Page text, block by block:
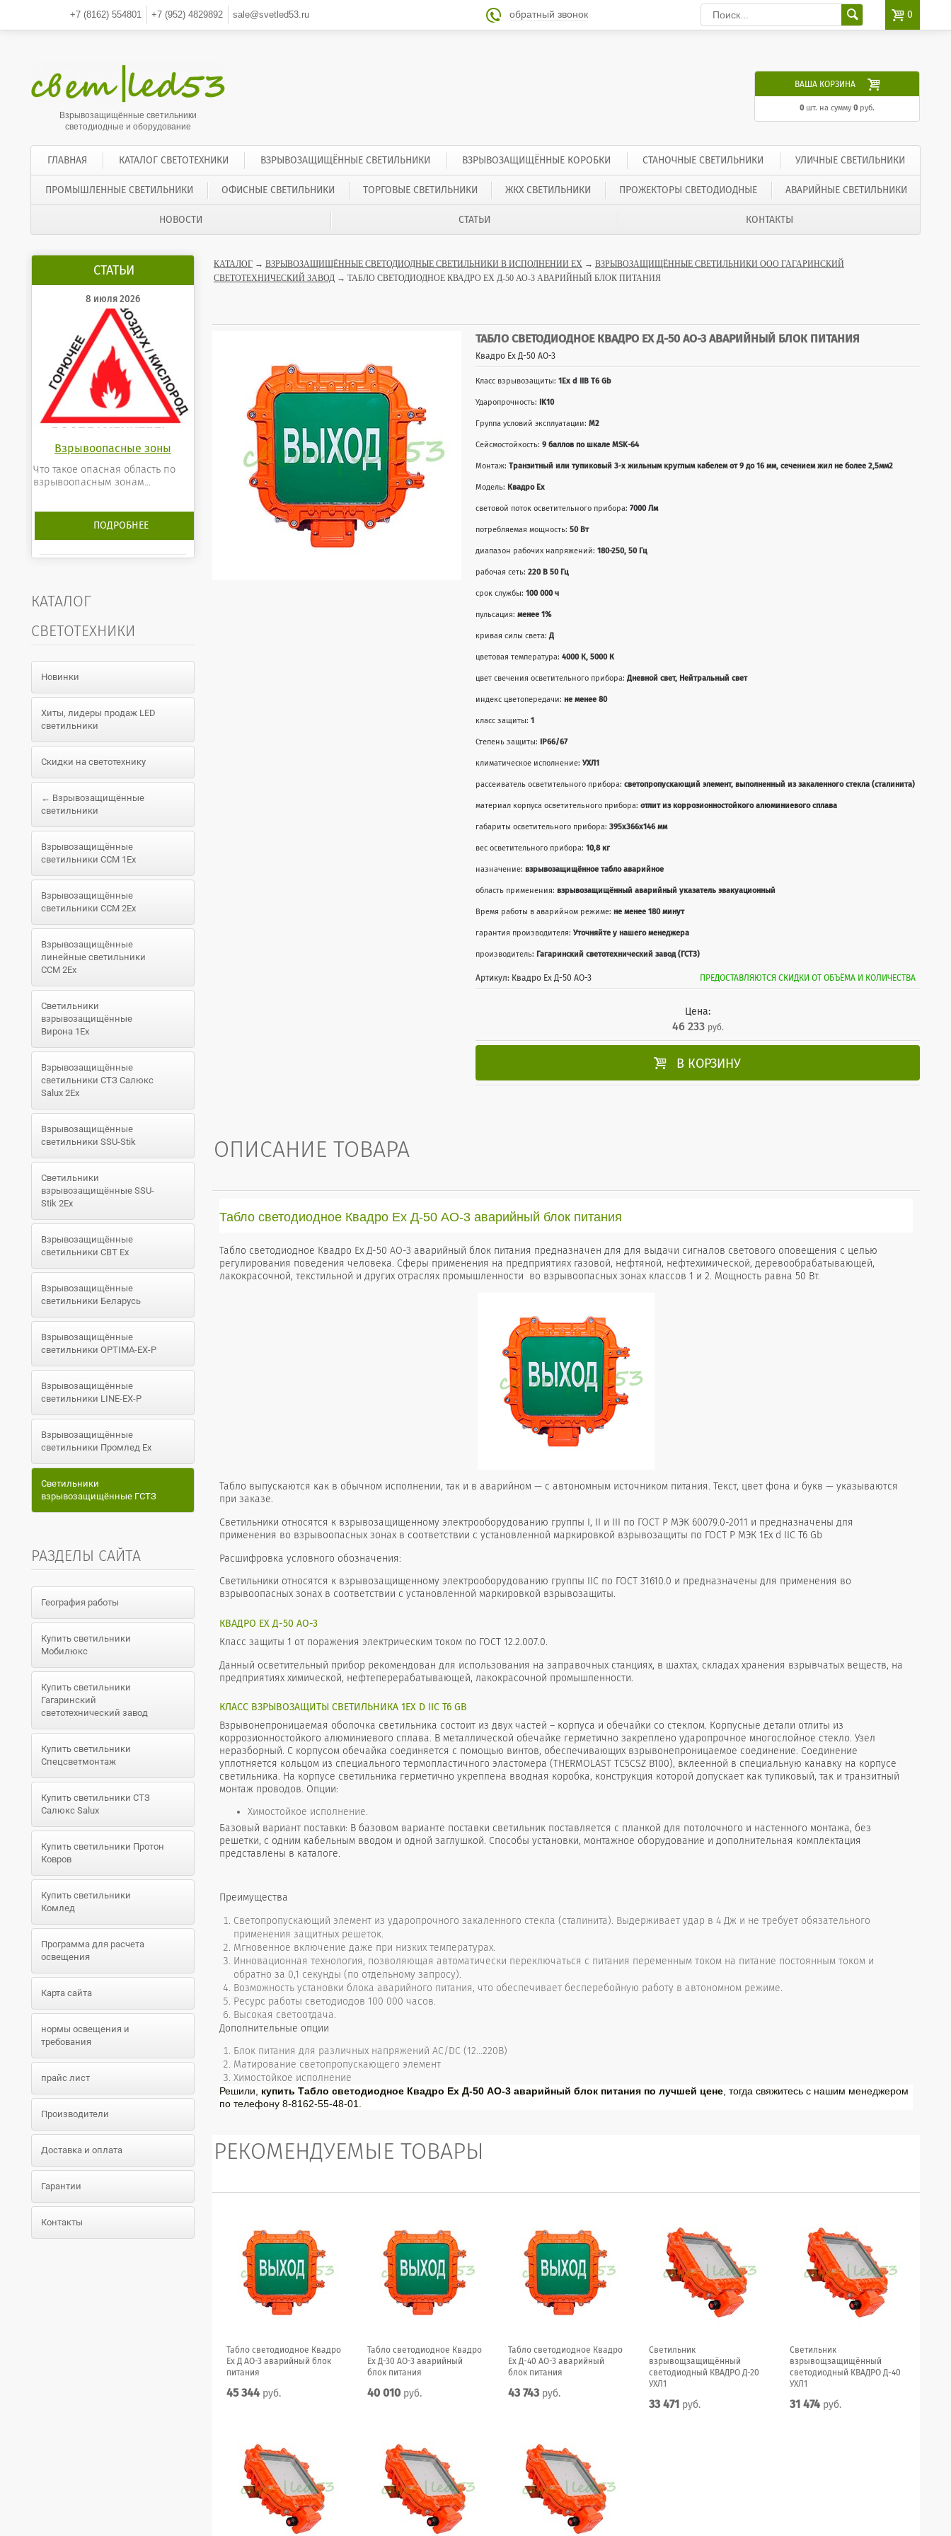
+7 (8162) 554801 +7 (952)4829892 sale@svetled53.ru  0
 обратный звонок
Взрывозащищённые светильники
светодиодные и оборудование
ВАША КОРЗИНА 
0шт. на сумму 0руб.
ГЛАВНАЯ КАТАЛОГ СВЕТОТЕХНИКИ ВЗРЫВОЗАЩИЩЁННЫЕ СВЕТИЛЬНИКИ ВЗРЫВОЗАЩИЩЁННЫЕ КОРОБКИ СТАНОЧНЫЕ СВЕТИЛЬНИКИ УЛИЧНЫЕ СВЕТИЛЬНИКИ
ПРОМЫШЛЕННЫЕ СВЕТИЛЬНИКИ ОФИСНЫЕ СВЕТИЛЬНИКИ ТОРГОВЫЕ СВЕТИЛЬНИКИ ЖКХ СВЕТИЛЬНИКИ ПРОЖЕКТОРЫ СВЕТОДИОДНЫЕ АВАРИЙНЫЕ СВЕТИЛЬНИКИ
НОВОСТИ СТАТЬИ КОНТАКТЫ
СТАТЬИ
8 июля 2026
Взрывоопасные зоны
Что такое опасная область по
взрывоопасным зонам...
ПОДРОБНЕЕ
КАТАЛОГ
СВЕТОТЕХНИКИ
Новинки
Хиты, лидеры продаж LED
светильники
Скидки на светотехнику
← Взрывозащищённые
светильники
Взрывозащищённые
светильники ССМ 1Ex
Взрывозащищённые
светильники ССМ 2Ex
Взрывозащищённые
линейные светильники
ССМ 2Ex
Светильники
взрывозащищённые
Вирона 1Ex
Взрывозащищённые
светильники СТЗ Салюкс
Salux 2Ex
Взрывозащищённые
светильники SSU-Stik
Светильники
взрывозащищённые SSU-
Stik 2Ex
Взрывозащищённые
светильники СВТ Ex
Взрывозащищённые
светильники Беларусь
Взрывозащищённые
светильники OPTIMA-EX-P
Взрывозащищённые
светильники LINE-EX-P
Взрывозащищённые
светильники Промлед Ex
Светильники
взрывозащищённые ГСТЗ
РАЗДЕЛЫ САЙТА
География работы
Купить светильники
Мобилюкс
Купить светильники
Гагаринский
светотехнический завод
Купить светильники
Спецсветмонтаж
Купить светильники СТЗ
Салюкс Salux
Купить светильники Протон
Ковров
Купить светильники
Комлед
Программа для расчета
освещения
Карта сайта
нормы освещения и
требования
прайс лист
Производители
Доставка и оплата
Гарантии
Контакты
КАТАЛОГ → ВЗРЫВОЗАЩИЩЁННЫЕ СВЕТОДИОДНЫЕ СВЕТИЛЬНИКИ В ИСПОЛНЕНИИ EX → ВЗРЫВОЗАЩИЩЁННЫЕ СВЕТИЛЬНИКИ ООО ГАГАРИНСКИЙ
СВЕТОТЕХНИЧЕСКИЙ ЗАВОД → ТАБЛО СВЕТОДИОДНОЕ КВАДРО EX Д-50 АО-3 АВАРИЙНЫЙ БЛОК ПИТАНИЯ
ТАБЛО СВЕТОДИОДНОЕ КВАДРО EX Д-50 АО-3 АВАРИЙНЫЙ БЛОК ПИТАНИЯ
Квадро Ex Д-50 АО-3
Класс взрывозащиты: 1Ex d IIB T6 Gb
Ударопрочность: IK10
Группа условий эксплуатации: М2
Сейсмостойкость: 9 баллов по шкале MSK-64
Монтаж: Транзитный или тупиковый 3-х жильным круглым кабелем от 9 до 16 мм, сечением жил не более 2,5мм2
Модель: Квадро Ex
световой поток осветительного прибора: 7000 Лм
потребляемая мощность: 50 Вт
диапазон рабочих напряжений: 180-250, 50 Гц
рабочая сеть: 220 В 50 Гц
срок службы: 100 000 ч
пульсация: менее 1%
кривая силы света:Д
цветовая температура: 4000 К, 5000 К
цвет свечения осветительного прибора:Дневной свет, Нейтральный свет
индекс цветопередачи: не менее 80
класс защиты: 1
Степень защиты: IP66/67
климатическое исполнение: УХЛ1
рассеиватель осветительного прибора: светопропускающий элемент, выполненный из закаленного стекла (сталинита)
материал корпуса осветительного прибора: отлит из коррозионностойкого алюминиевого сплава
габариты осветительного прибора: 395x366x146 мм
вес осветительного прибора: 10,8 кг
назначение: взрывозащищённое табло аварийное
область применения: взрывозащищённый аварийный указатель эвакуационный
Время работы в аварийном режиме: не менее 180 минут
гарантия производителя: Уточняйте у нашего менеджера
производитель: Гагаринский светотехнический завод (ГСТЗ)
Артикул: Квадро Ex Д-50 АО-3 ПРЕДОСТАВЛЯЮТСЯ СКИДКИ ОТ ОБЪЁМА И КОЛИЧЕСТВА
Цена:
46 233 руб.
 В КОРЗИНУ
ОПИСАНИЕ ТОВАРА
Табло светодиодное Квадро Ex Д-50 АО-3 аварийный блок питания
Табло светодиодное Квадро Ex Д-50 АО-3 аварийный блок питания предназначен для для выдачи сигналов светового оповещения с целью
регулирования поведения человека. Сферы применения на предприятиях газовой, нефтяной, нефтехимической, деревообрабатывающей,
лакокрасочной, текстильной и других отраслях промышленности во взрывоопасных зонах классов 1 и 2. Мощность равна 50 Вт.
Табло выпускаются как в обычном исполнении, так и в аварийном — с автономным источником питания. Текст, цвет фона и букв — указываются
при заказе.
Светильники относятся к взрывозащищенному электрооборудованию группы I, II и III по ГОСТ Р МЭК 60079.0-2011 и предназначены для
применения во взрывоопасных зонах в соответствии с установленной маркировкой взрывозащиты по ГОСТ Р МЭК 1Ex d IIС T6 Gb
Расшифровка условного обозначения:
Светильники относятся к взрывозащищенному электрооборудованию группы IIС по ГОСТ 31610.0 и предназначены для применения во
взрывоопасных зонах в соответствии с установленной маркировкой взрывозащиты.
КВАДРО EX Д-50 АО-3
Класс защиты 1 от поражения электрическим током по ГОСТ 12.2.007.0.
Данный осветительный прибор рекомендован для использования на заправочных станциях, в шахтах, складах хранения взрывчатых веществ, на
предприятиях химической, нефтеперерабатывающей, лакокрасочной промышленности.
КЛАСС ВЗРЫВОЗАЩИТЫ СВЕТИЛЬНИКА 1EX D IIС T6 GB
Взрывонепроницаемая оболочка светильника состоит из двух частей – корпуса и обечайки со стеклом. Корпусные детали отлиты из
коррозионностойкого алюминиевого сплава. В металлической обечайке герметично закреплено ударопрочное многослойное стекло. Узел
неразборный. С корпусом обечайка соединяется с помощью винтов, обеспечивающих взрывонепроницаемое соединение. Соединение
уплотняется кольцом из специального термопластичного эластомера (THERMOLAST TC5CSZ B100), вклеенной в специальную канавку на корпусе
светильника. На корпусе светильника герметично укреплена вводная коробка, конструкция которой допускает как тупиковый, так и транзитный
монтаж проводов. Опции:
Химостойкое исполнение.
Базовый вариант поставки: В базовом варианте поставки светильник поставляется с планкой для потолочного и настенного монтажа, без
решетки, с одним кабельным вводом и одной заглушкой. Способы установки, монтажное оборудование и дополнительная комплектация
представлены в каталоге.
Преимущества
Светопропускающий элемент из ударопрочного закаленного стекла (сталинита). Выдерживает удар в 4 Дж и не требует обязательного
применения защитных решеток.
Мгновенное включение даже при низких температурах.
Инновационная технология, позволяющая автоматически переключаться с питания переменным током на питание постоянным током и
обратно за 0,1 секунды (по отдельному запросу).
Возможность установки блока аварийного питания, что обеспечивает бесперебойную работу в автономном режиме.
Ресурс работы светодиодов 100 000 часов.
Высокая светоотдача.
Дополнительные опции
Блок питания для различных напряжений АС/DC (12…220В)
Матирование светопропускающего элемент
Химостойкое исполнение
Решили, купить Табло светодиодное Квадро Ex Д-50 АО-3 аварийный блок питания по лучшей цене, тогда свяжитесь с нашим менеджером
по телефону 8-8162-55-48-01.
РЕКОМЕНДУЕМЫЕ ТОВАРЫ
Табло светодиодное Квадро
Ex Д АО-3 аварийный блок
питания
45 344 руб.
Табло светодиодное Квадро
Ex Д-30 АО-3 аварийный
блок питания
40 010 руб.
Табло светодиодное Квадро
Ex Д-40 АО-3 аварийный
блок питания
43 743 руб.
Светильник
взрывощзащищённый
светодиодный КВАДРО Д-20
УХЛ1
33 471 руб.
Светильник
взрывощзащищённый
светодиодный КВАДРО Д-40
УХЛ1
31 474 руб.